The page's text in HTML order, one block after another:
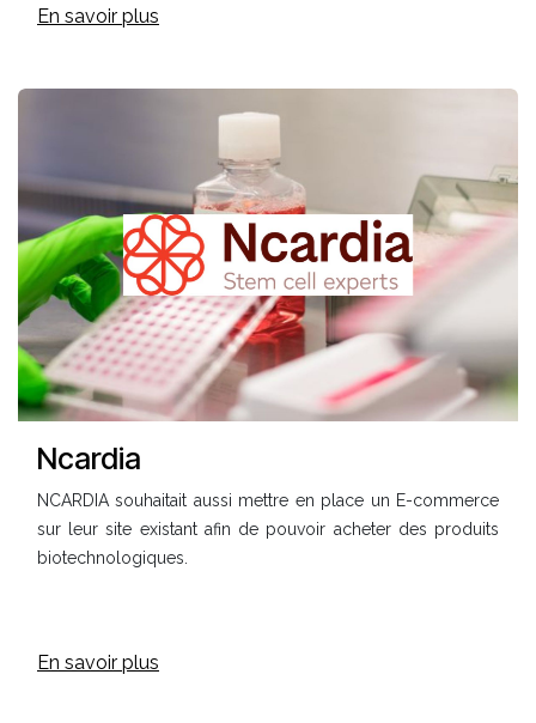
En savoir plus
Ncardia
NCARDIA souhaitait aussi mettre en place un E-commerce
sur leur site existant afin de pouvoir acheter des produits
biotechnologiques.
En savoir plus